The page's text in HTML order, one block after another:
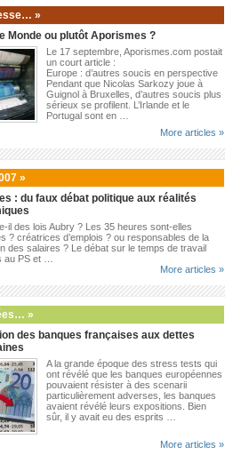
»
Monde ou plutôt Aporismes ?
Le 17 septembre, Aporismes.com postait
un court article :
Europe : d’autres soucis en perspective
Pendant que Nicolas Sarkozy joue à
Guignol à Bruxelles, d’autres soucis plus
sérieux se profilent. L’Irlande et le
Portugal sont en …
More articles »
»
: du faux débat politique aux réalités
il des lois Aubry ? Les 35 heures sont-elles
? créatrices d’emplois ? ou responsables de la
des salaires ? Le débat sur le temps de travail
au PS et …
More articles »
»
des banques françaises aux dettes
A la grande époque des stress tests qui
ont révélé que les banques européennes
pouvaient résister à des scenarii
particulièrement adverses, les banques
avaient révélé leurs expositions. Bien
sûr, il y avait eu des esprits …
More articles »